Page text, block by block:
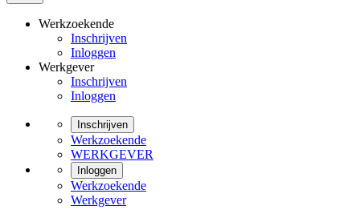
Werkzoekende
Inschrijven
Inloggen
Werkgever
Inschrijven
Inloggen
Inschrijven
Werkzoekende
WERKGEVER
Inloggen
Werkzoekende
Werkgever